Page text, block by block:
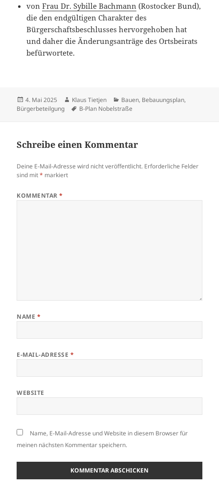
vonFrau Dr. Sybille Bachmann (Rostocker Bund),
die den endgültigen Charakter des
Bürgerschaftsbeschlusses hervorgehoben hat
und daher die Änderungsanträge des Ortsbeirats
befürwortete.
Veröffentlicht
am
4. Mai 2025 Autor
Klaus Tietjen Kategorien
Bauen, Bebauungsplan,
Bürgerbeteilgung
Schlagwörter
B-Plan Nobelstraße
Schreibe einen Kommentar
Deine E-Mail-Adresse wird nicht veröffentlicht. Erforderliche Felder
sind mit* markiert
KOMMENTAR*
NAME *
E-MAIL-ADRESSE *
WEBSITE
Name, E-Mail-Adresse und Website in diesem Browser für
meinen nächsten Kommentar speichern.